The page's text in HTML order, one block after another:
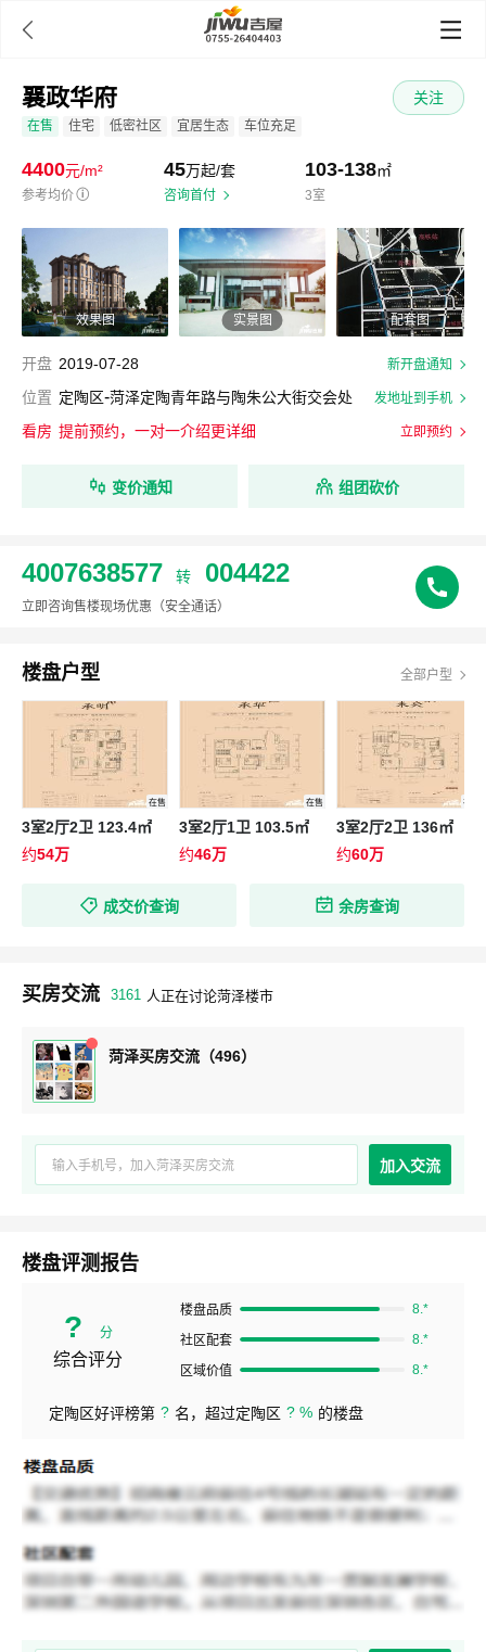

襄政华府 关注
在售 住宅 低密社区 宜居生态 车位充足
4400元/m²
参考均价ⓘ
45万起/套
咨询首付
103-138㎡
3室
效果图 实景图 配套图
开盘 2019-07-28 新开盘通知
位置 定陶区-菏泽定陶青年路与陶朱公大街交会处 发地址到手机
看房 提前预约，一对一介绍更详细 立即预约
变价通知 组团砍价
4007638577 转 004422
立即咨询售楼现场优惠 （安全通话）
楼盘户型 全部户型
在售
3室2厅2卫 123.4㎡
约54万
在售
3室2厅1卫 103.5㎡
约46万
在售
3室2厅2卫 136㎡
约60万
成交价查询 余房查询
买房交流 3161 人正在讨论菏泽楼市
菏泽买房交流（496）
加入交流
楼盘评测报告
? 分
综合评分
定陶区好评榜第 ? 名，超过定陶区 ? % 的楼盘
楼盘品质 8.*
社区配套 8.*
区域价值 8.*